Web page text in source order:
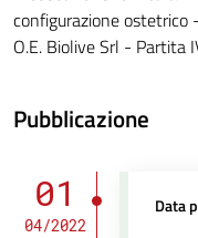
configurazione ostetrico
O.E. Biolive Srl - Partita
Pubblicazione
01
04/2022
Data